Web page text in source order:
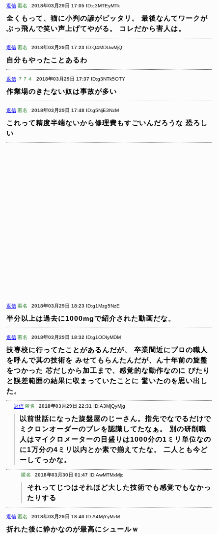
返信 匿名 2018年03月29日 17:05 ID:c3MTEyMTk
全くもって、猫に小判の諺がピッタリ。
最後なんてワークが
ぶっ飛んで笑い声上げてやがる。
コレだから害人は。
返信 匿名 2018年03月29日 17:23 ID:Q4MDUwMjQ
自分もやったことあるわ
返信 ７７４ 2018年03月29日 17:37 ID:g3NTk5OTY
作業場のきたない奴は事故が多い
返信 匿名 2018年03月29日 17:48 ID:g5NjE3NzM
これって精度半端ないから修理費もすごいんだろうな 恐ろし
い
返信 匿名 2018年03月29日 18:23 ID:g1Mzg5NzE
半分以上は過去に1000mgで紹介された動画だな。
返信 匿名 2018年03月29日 18:32 ID:g1ODIyMDM
技専校に行ってたことがあるんだが、
卒業間近にプロの職人
を呼んで其の技術を みせてもらんたんだが、ん十年前の旋盤
をつかった 芯だしから加工まで、感覚的な動作なのに ぴたり
と誤差範囲の結果に収まっていたことに 驚いたのを思い出し
た。
返信 匿名 2018年03月29日 22:31 ID:A3MjQyMjg
以前世話になった旋盤屋のじーさん。指先でなでるだけで
ミクロンオーダーのブレを認識してたなぁ。
別の研削職
人はマイクロメーターの目盛りは1000分の1ミリ単位なの
に1万分の4ミリ以内とか素で揃えてたな。
二人とも今ど
ーしてっかな。
匿名 2018年03月30日 01:47 ID:AwMTMxMjc
それってじつはそれほど大した技術でも感覚でもなかっ
たりする
返信 匿名 2018年03月29日 18:40 ID:A4MjYyMzM
折れた後に静かなのが最高にシュールｗ